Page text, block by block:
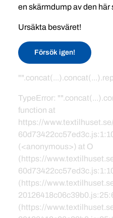
en skärmdump av den här
Ursäkta besväret!
Försök igen!
TypeError:
function at
https://
(<anonymous>) at O
(https://
(https://
(https://